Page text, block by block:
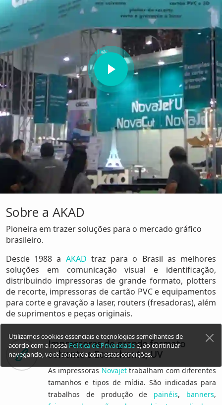
Vídeo
Sobre a AKAD
Pioneira em trazer soluções para o mercado gráfico
brasileiro.
Desde 1988 a AKAD traz para o Brasil as melhores
soluções em comunicação visual e identificação,
distribuindo impressoras de grande formato, plotters
de recorte, impressoras de cartão PVC e equipamentos
para corte e gravação a laser, routers (fresadoras), além
de suprimentos e peças originais.
Impressoras de grande formato
solvente e Ecosolvente, UV
As impressorasNovajettrabalham com diferentes
tamanhos e tipos de mídia. São indicadas para
trabalhos de produção de painéis, banners,
Utilizamos cookies essenciais e tecnologias semelhantes de
acordo com a nossaPolítica de Privacidadee, ao continuar
navegando, você concorda com estas condições.